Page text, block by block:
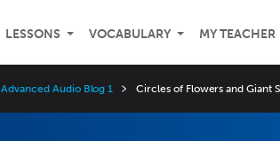
LESSONS VOCABULARY MY TEACHER
Advanced Audio Blog 1 Circles of Flowers and Giant